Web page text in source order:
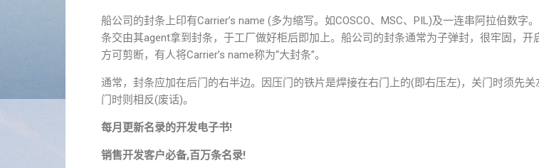
船公司的封条上印有Carrier’s name (多为缩写。如COSCO、MSC、PIL)及一连串阿拉伯数字
条交由其agent拿到封条，于工厂做好柜后即加上。船公司的封条通常为子弹封，很牢固，开
方可剪断，有人将Carrier’s name称为“大封条”。
通常，封条应加在后门的右半边。因压门的铁片是焊接在右门上的(即右压左)，关门时须先
门时则相反(废话)。
每月更新名录的开发电子书!
销售开发客户必备,百万条名录!